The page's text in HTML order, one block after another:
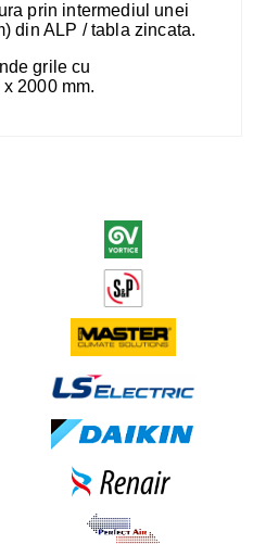
prin intermediul unei
din ALP / tabla zincata.
grile cu
2000 mm.